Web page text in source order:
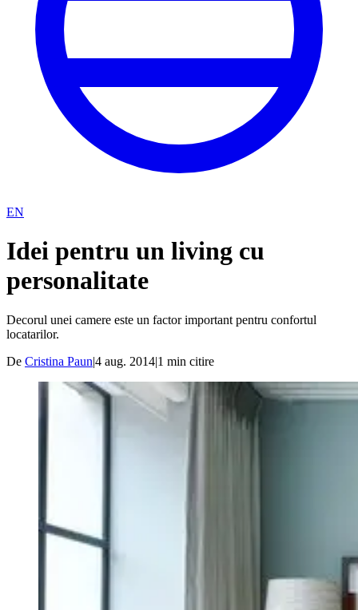
EN
Idei pentru un living cu
personalitate
Decorul unei camere este un factor important pentru confortul
locatarilor.
De Cristina Paun|4 aug. 2014|1 min citire